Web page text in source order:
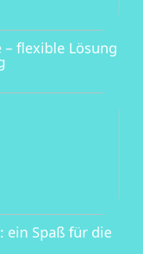
flexible Lösung
ein Spaß für die